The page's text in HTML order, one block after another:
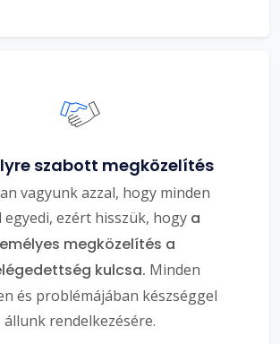
szabott megközelítés
vagyunk azzal, hogy minden
egyedi, ezért hisszük, hogy a
megközelítés a
kulcsa. Minden
és problémájában készséggel
állunk rendelkezésére.